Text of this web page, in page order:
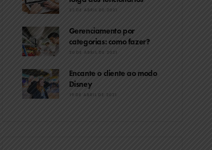
22 DE ABRIL DE 2021
Gerenciamento por
categorias: como fazer?
20 DE ABRIL DE 2021
Encante o cliente ao modo
Disney
19 DE ABRIL DE 2021